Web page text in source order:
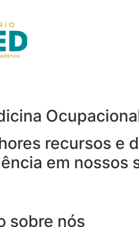
recursos e
em nossos
sobre nós